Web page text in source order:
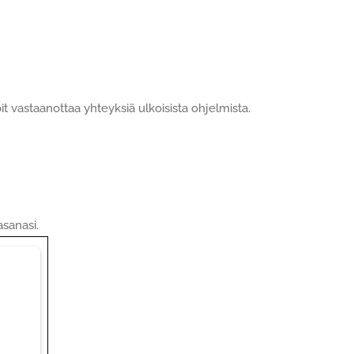
vastaanottaa yhteyksiä ulkoisista ohjelmista.